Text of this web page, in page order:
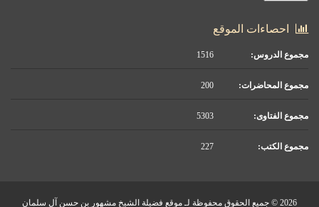
احصاءات الموقع
مجموع الدروس:
مجموع المحاضرات:
مجموع الفتاوى:
مجموع الكتب:
2026 © جميع الحقوق محفوظة لـ موقع فضيلة الشيخ مشهور بن حسن آل سلمان